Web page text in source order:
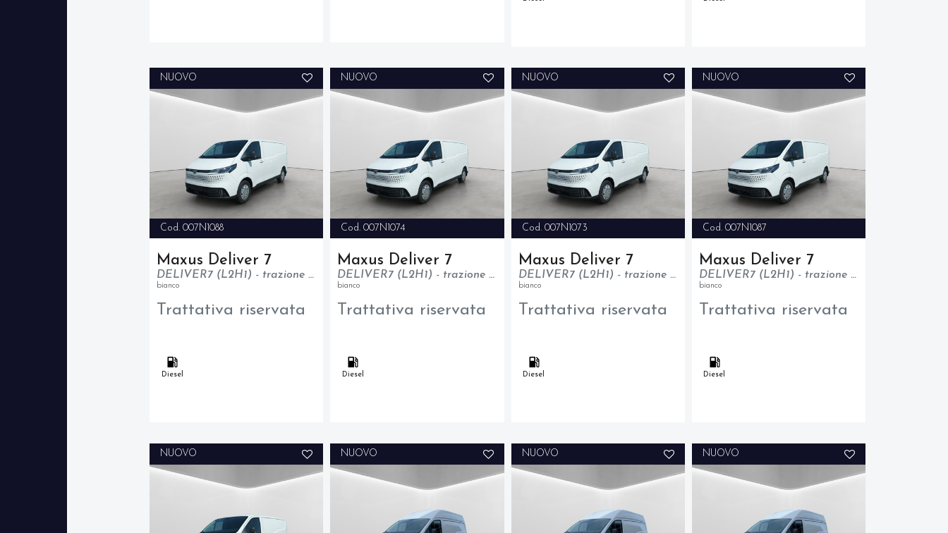
NUOVO
Cod. 007N1088
Maxus Deliver 7
DELIVER7 (L2H1) - trazione anteriore - N1
bianco
Trattativa riservata
Diesel
NUOVO
Cod. 007N1074
Maxus Deliver 7
DELIVER7 (L2H1) - trazione anteriore - N1
bianco
Trattativa riservata
Diesel
NUOVO
Cod. 007N1073
Maxus Deliver 7
DELIVER7 (L2H1) - trazione anteriore - N1
bianco
Trattativa riservata
Diesel
NUOVO
Cod. 007N1087
Maxus Deliver 7
DELIVER7 (L2H1) - trazione anteriore - N1
bianco
Trattativa riservata
Diesel
NUOVO NUOVO NUOVO NUOVO